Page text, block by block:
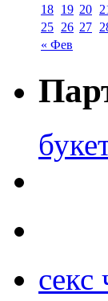
« Фев
18 19 20
25 26 27
секс